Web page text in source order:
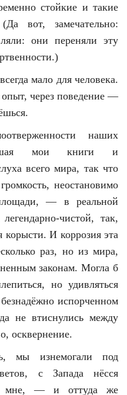
стойкие и такие
вот, замечательно:
они переняли эту
всегда мало для человека.
через поведение —
наших
мои книги и
всего мира, так что
неостановимо
— в реальной
чистой, так,
корысти. И коррозия эта
раз, но из мира,
законам. Могла б
но удивляться
испорченном
не втиснулись между
осквернение.
мы изнемогали под
с Запада нёсся
мне, — и оттуда же